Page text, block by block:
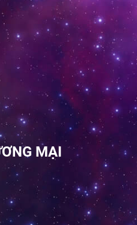
MẠI